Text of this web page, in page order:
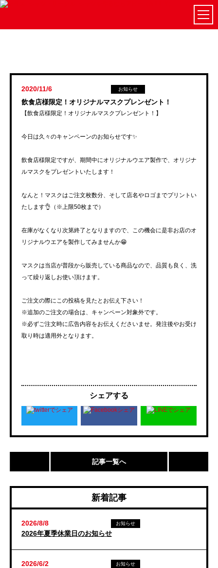
2020/11/6 お知らせ
飲食店様限定！オリジナルマスクプレンゼント！
【飲食店様限定！オリジナルマスクプレンゼント！】
今日は久々のキャンペーンのお知らせです✨
飲食店様限定ですが、期間中にオリジナルウエア製作で、オリジナ
ルマスクをプレゼントいたします！
なんと！マスクはご注文枚数分、そして店名やロゴまでプリントい
たします👌（※上限50枚まで）
在庫がなくなり次第終了となりますので、この機会に是非お店のオ
リジナルウエアを製作してみませんか😁
マスクは当店が普段から販売している商品なので、品質も良く、洗
って繰り返しお使い頂けます。
ご注文の際にこの投稿を見たとお伝え下さい！
※追加のご注文の場合は、キャンペーン対象外です。
※必ずご注文時に広告内容をお伝えくださいませ。発注後やお受け
取り時は適用外となります。
シェアする
記事一覧へ
新着記事
2026/8/8 お知らせ
2026年夏季休業日のお知らせ
2026/6/2 お知らせ